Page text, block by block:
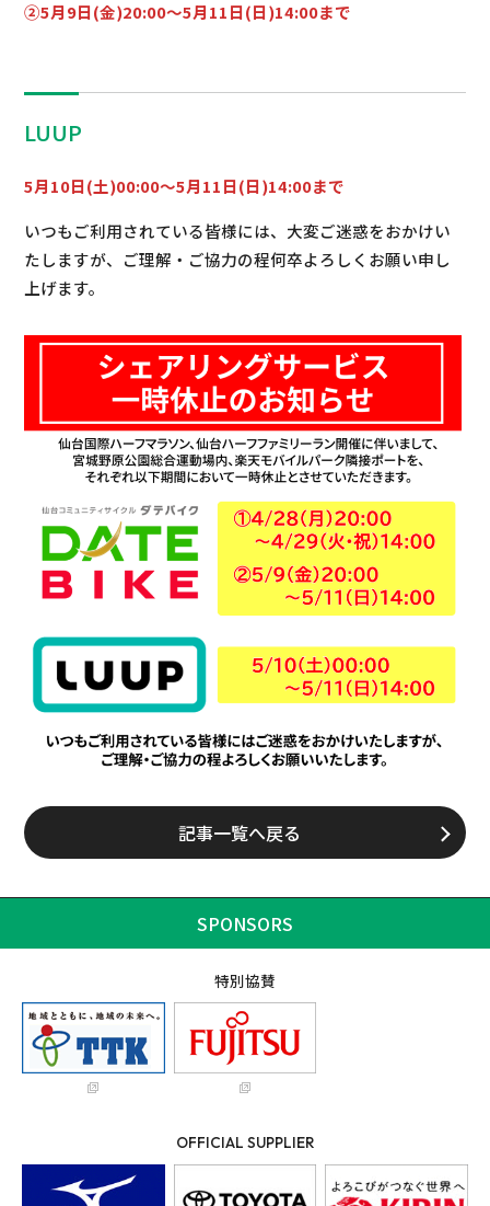
②5月9日(金)20:00～5月11日(日)14:00まで
LUUP
5月10日(土)00:00～5月11日(日)14:00まで
いつもご利用されている皆様には、大変ご迷惑をおかけい
たしますが、ご理解・ご協力の程何卒よろしくお願い申し
上げます。
記事一覧へ戻る
SPONSORS
特別協賛
OFFICIAL SUPPLIER